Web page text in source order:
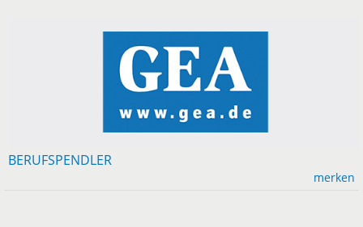
BERUFSPENDLER
merken